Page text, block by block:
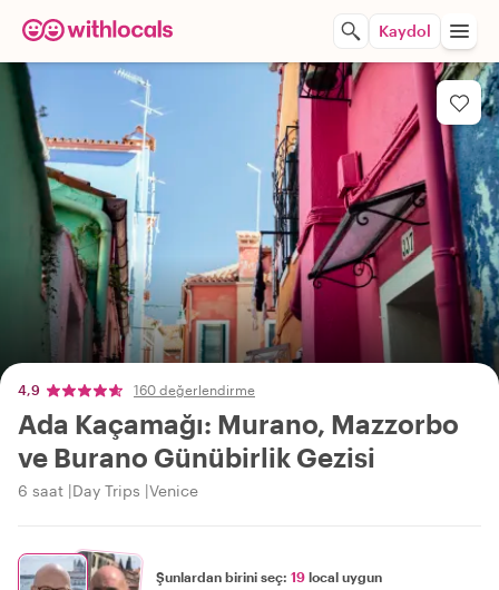
Kaydol
4,9 160 değerlendirme
Ada Kaçamağı: Murano, Mazzorbo
ve Burano Günübirlik Gezisi
6 saat Day Trips Venice
Şunlardan birini seç: 19 local uygun